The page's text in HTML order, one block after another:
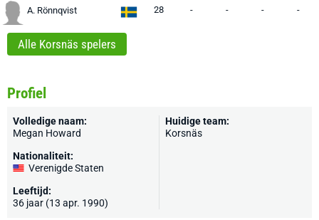
A. Rönnqvist 28 - - - -
Alle Korsnäs spelers
Profiel
Volledige naam:
Megan Howard
Nationaliteit:
Verenigde Staten
Leeftijd:
36 jaar (13 apr. 1990)
Huidige team:
Korsnäs